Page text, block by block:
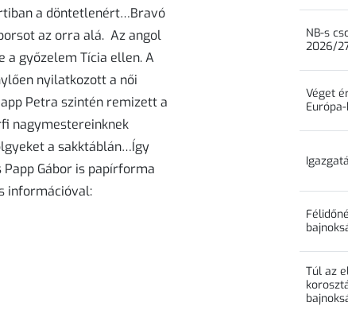
a döntetlenért…Bravó
az orra alá. Az angol
a győzelem Tícia ellen. A
nyilatkozott a női
Petra szintén remizett a
nagymestereinknek
a sakktáblán…Így
Papp Gábor is papírforma
információval:
NB-s
2026/
Véget
Túl az